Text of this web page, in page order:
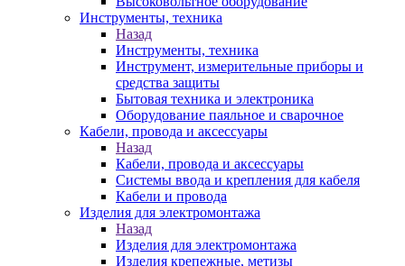
Инструменты, техника
Назад
Инструменты, техника
Инструмент, измерительные приборы и
средства защиты
Бытовая техника и электроника
Оборудование паяльное и сварочное
Кабели, провода и аксессуары
Назад
Кабели, провода и аксессуары
Системы ввода и крепления для кабеля
Кабели и провода
Изделия для электромонтажа
Назад
Изделия для электромонтажа
Изделия крепежные, метизы